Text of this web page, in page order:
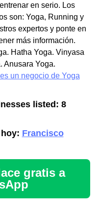
en serio. Los
son: Yoga, Running y
expertos y ponte en
más información.
Hatha Yoga. Vinyasa
Anusara Yoga.
un negocio de Yoga
listed: 8
Francisco
gratis a